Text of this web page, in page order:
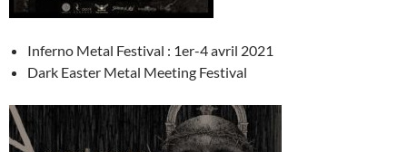
Inferno Metal Festival : 1er-4 avril 2021
Dark Easter Metal Meeting Festival